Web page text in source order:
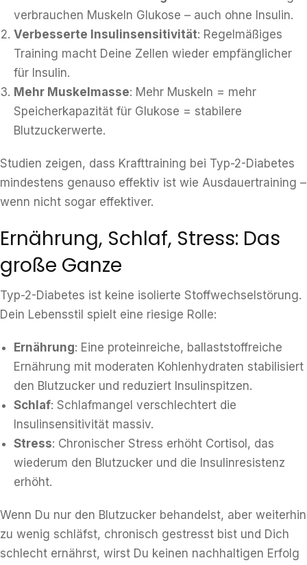
verbrauchen Muskeln Glukose – auch ohne Insulin.
Verbesserte Insulinsensitivität: Regelmäßiges
Training macht Deine Zellen wieder empfänglicher
für Insulin.
Mehr Muskelmasse: Mehr Muskeln = mehr
Speicherkapazität für Glukose = stabilere
Blutzuckerwerte.
Studien zeigen, dass Krafttraining bei Typ-2-Diabetes
mindestens genauso effektiv ist wie Ausdauertraining –
wenn nicht sogar effektiver.
Ernährung, Schlaf, Stress: Das
große Ganze
Typ-2-Diabetes ist keine isolierte Stoffwechselstörung.
Dein Lebensstil spielt eine riesige Rolle:
Ernährung: Eine proteinreiche, ballaststoffreiche
Ernährung mit moderaten Kohlenhydraten stabilisiert
den Blutzucker und reduziert Insulinspitzen.
Schlaf: Schlafmangel verschlechtert die
Insulinsensitivität massiv.
Stress: Chronischer Stress erhöht Cortisol, das
wiederum den Blutzucker und die Insulinresistenz
erhöht.
Wenn Du nur den Blutzucker behandelst, aber weiterhin
zu wenig schläfst, chronisch gestresst bist und Dich
schlecht ernährst, wirst Du keinen nachhaltigen Erfolg